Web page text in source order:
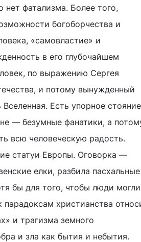
фатализма. Более того,
богоборчества и
«самовластие» и
в его глубочайшем
по выражению Сергея
и потому вынужденный
Есть упорное стояние
— безумные фанатики, а
всю человеческую радость.
статуи Европы. Оговорка —
елки, разбила пасхальные
бы для того, чтобы люди могли
христианства
и трагизма земного
и зла как бытия и небытия.